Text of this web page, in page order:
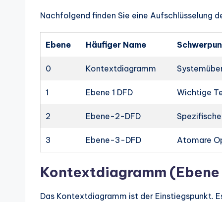
Nachfolgend finden Sie eine Aufschlüsselung
Ebene Häufiger Name
0 Kontextdiagramm
1 Ebene 1 DFD Wichtige
2 Ebene-2-DFD
3 Ebene-3-DFD Atomare
Kontextdiagramm
Das Kontextdiagramm ist der Einstiegspunkt.